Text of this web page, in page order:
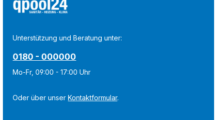
Unterstützung und Beratung unter:
0180 - 000000
Mo-Fr, 09:00 - 17:00 Uhr
Oder über unserKontaktformular.